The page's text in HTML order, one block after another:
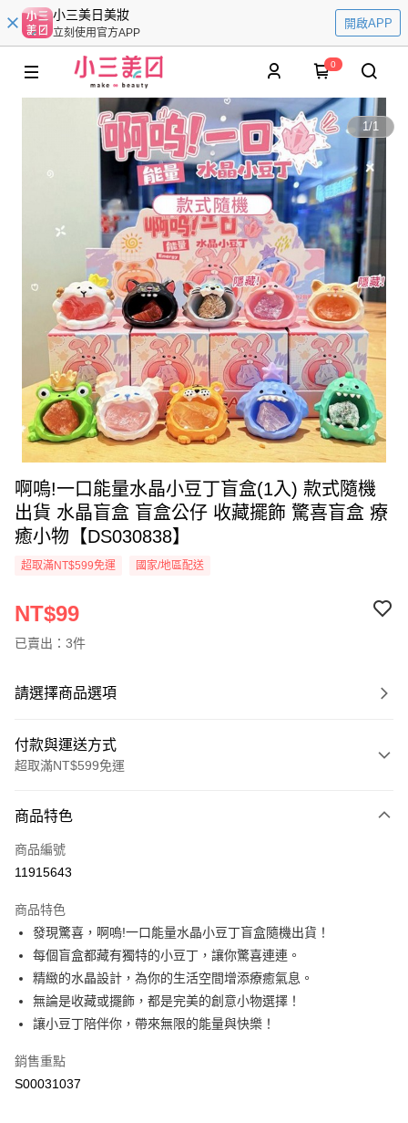
小三美日美妝
立刻使用官方APP
開啟APP
0
1/1
啊嗚!一口能量水晶小豆丁盲盒(1入) 款式隨機
出貨 水晶盲盒 盲盒公仔 收藏擺飾 驚喜盲盒 療
癒小物【DS030838】
超取滿NT$599免運 國家/地區配送
NT$99
已賣出：3件
請選擇商品選項
付款與運送方式
超取滿NT$599免運
信用卡一次付款
超商取貨付款
Apple Pay
街口支付
全盈+PAY
ATM付款
商品特色
商品編號
11915643
商品特色
發現驚喜，啊嗚!一口能量水晶小豆丁盲盒隨機出貨！
每個盲盒都藏有獨特的小豆丁，讓你驚喜連連。
精緻的水晶設計，為你的生活空間增添療癒氣息。
無論是收藏或擺飾，都是完美的創意小物選擇！
讓小豆丁陪伴你，帶來無限的能量與快樂！
銷售重點
S00031037